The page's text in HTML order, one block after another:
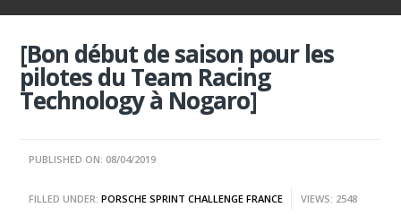
[Bon début de saison pour les
pilotes du Team Racing
Technology à Nogaro]
PUBLISHED ON: 08/04/2019
FILLED UNDER:PORSCHE SPRINT CHALLENGE FRANCE VIEWS: 2548